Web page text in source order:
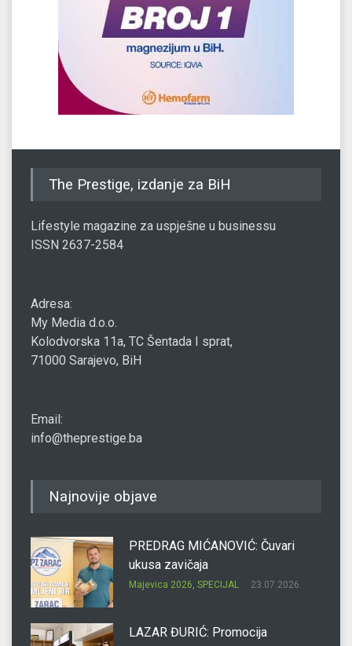
The Prestige, izdanje za BiH
Lifestyle magazine za uspješne u businessu
ISSN 2637-2584
Adresa:
My Media d.o.o.
Kolodvorska 11a, TC Šentada I sprat,
71000 Sarajevo, BiH
Email:
info@theprestige.ba
Najnovije objave
PREDRAG MIĆANOVIĆ: Čuvari
ukusa zavičaja
Majevica 2026, SPECIJAL 23.07.2026.
LAZAR ĐURIĆ: Promocija